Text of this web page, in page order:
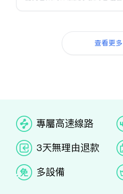
查看更多
专属高速线路
3天无理由退款
多设备